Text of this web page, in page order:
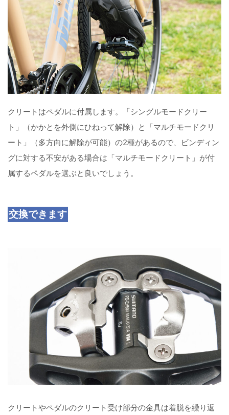
クリートはペダルに付属します。「シングルモードクリー
ト」（かかとを外側にひねって解除）と「マルチモードクリ
ート」（多方向に解除が可能）の2種があるので、ビンディン
グに対する不安がある場合は「マルチモードクリート」が付
属するペダルを選ぶと良いでしょう。
交換できます
クリートやペダルのクリート受け部分の金具は着脱を繰り返